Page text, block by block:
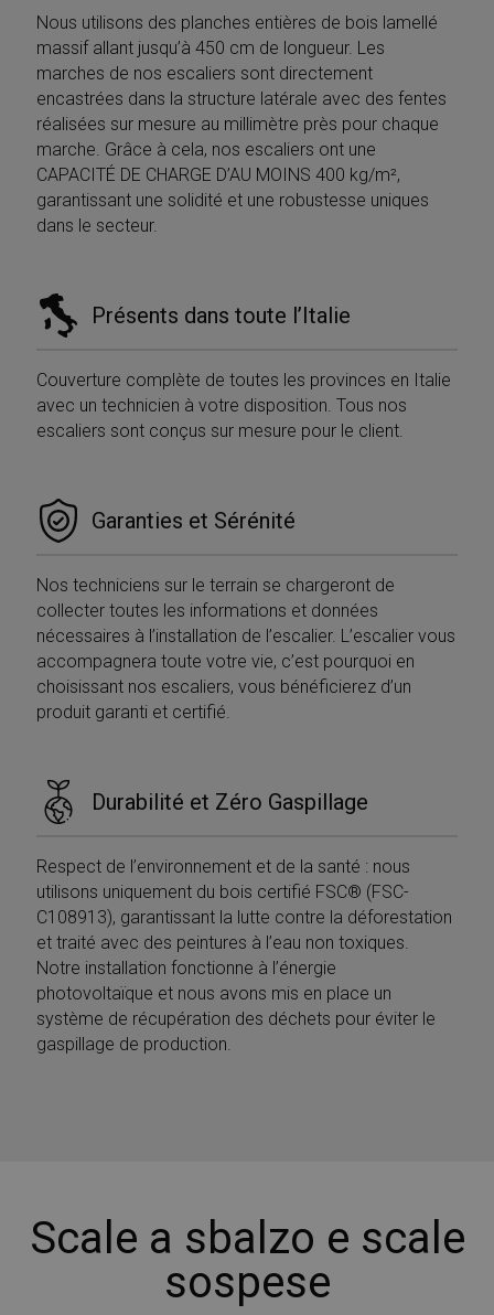
Nous utilisons des planches entières de bois lamellé
massif allant jusqu’à 450 cm de longueur. Les
marches de nos escaliers sont directement
encastrées dans la structure latérale avec des fentes
réalisées sur mesure au millimètre près pour chaque
marche. Grâce à cela, nos escaliers ont une
CAPACITÉ DE CHARGE D’AU MOINS 400 kg/m²,
garantissant une solidité et une robustesse uniques
dans le secteur.
Présents dans toute l’Italie
Couverture complète de toutes les provinces en Italie
avec un technicien à votre disposition. Tous nos
escaliers sont conçus sur mesure pour le client.
Garanties et Sérénité
Nos techniciens sur le terrain se chargeront de
collecter toutes les informations et données
nécessaires à l’installation de l’escalier. L’escalier vous
accompagnera toute votre vie, c’est pourquoi en
choisissant nos escaliers, vous bénéficierez d’un
produit garanti et certifié.
Durabilité et Zéro Gaspillage
Respect de l’environnement et de la santé : nous
utilisons uniquement du bois certifié FSC® (FSC-
C108913), garantissant la lutte contre la déforestation
et traité avec des peintures à l’eau non toxiques.
Notre installation fonctionne à l’énergie
photovoltaïque et nous avons mis en place un
système de récupération des déchets pour éviter le
gaspillage de production.
Scale a sbalzo e scale
sospese